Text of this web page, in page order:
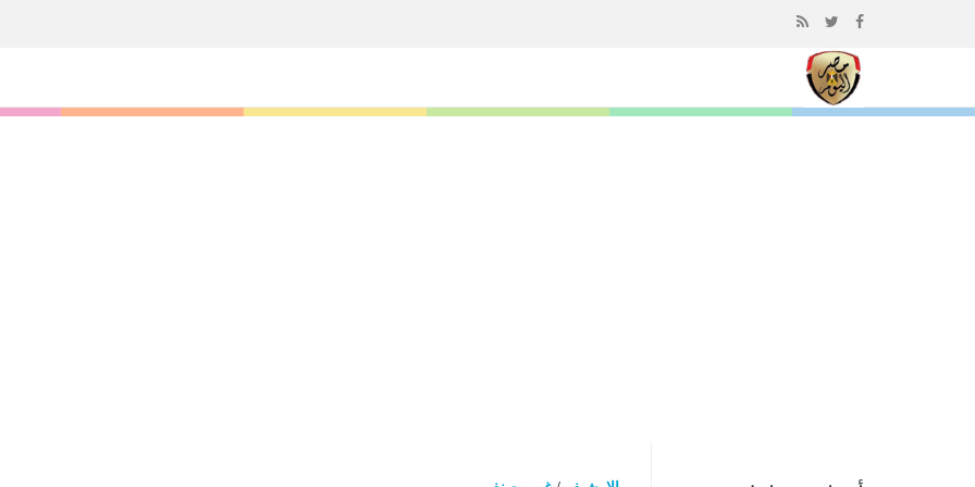
المحتوى